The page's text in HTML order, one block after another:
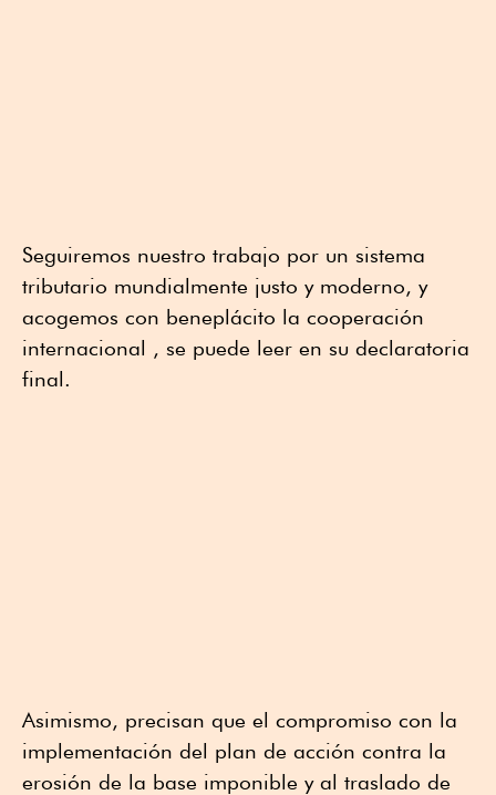
Seguiremos nuestro trabajo por un sistema
tributario mundialmente justo y moderno, y
acogemos con beneplácito la cooperación
internacional , se puede leer en su declaratoria
final.
Asimismo, precisan que el compromiso con la
implementación del plan de acción contra la
erosión de la base imponible y al traslado de